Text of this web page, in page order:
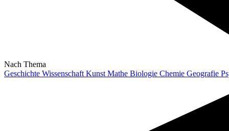
Nach Thema
Geschichte Wissenschaft Kunst Mathe Biologie Chemie Geografie